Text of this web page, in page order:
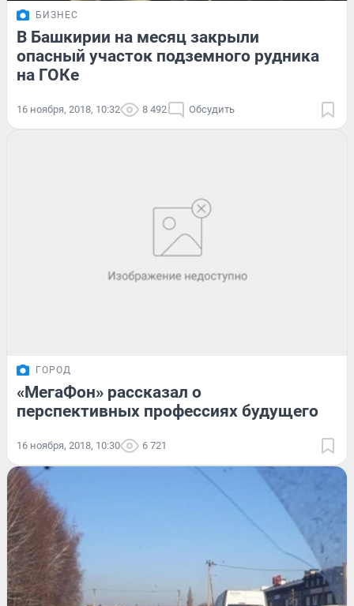
БИЗНЕС
В Башкирии на месяц закрыли
опасный участок подземного рудника
на ГОКе
16 ноября, 2018, 10:32 8 492 Обсудить
ГОРОД
«МегаФон» рассказал о
перспективных профессиях будущего
16 ноября, 2018, 10:30 6 721